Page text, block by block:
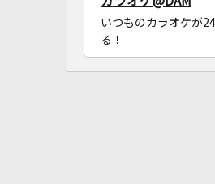
いつものカラオケが
る！